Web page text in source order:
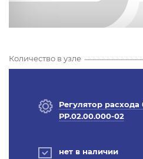
Количество в узле
Регулятор расхода
РР.02.00.000-02
нет в наличии